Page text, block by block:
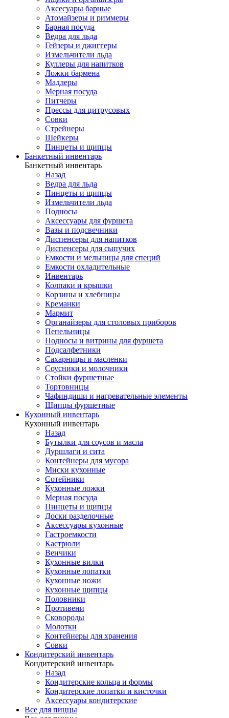
Аксесуары барные
Атомайзеры и риммеры
Барная посуда
Ведра для льда
Гейзеры и джиггеры
Измельчители льда
Куллеры для напитков
Ложки бармена
Мадлеры
Мерная посуда
Питчеры
Прессы для цитрусовых
Совки
Стрейнеры
Шейкеры
Пинцеты и щипцы
Банкетный инвентарь
Банкетный инвентарь
Назад
Ведра для льда
Пинцеты и щипцы
Измельчители льда
Подносы
Аксессуары для фуршета
Вазы и подсвечники
Диспенсеры для напитков
Диспенсеры для сыпучих
Емкости и мельницы для специй
Емкости охладительные
Инвентарь
Колпаки и крышки
Корзины и хлебницы
Креманки
Мармит
Органайзеры для столовых приборов
Пепельницы
Подносы и витрины для фуршета
Подсалфетники
Сахарницы и масленки
Соусники и молочники
Стойки фуршетные
Тортовницы
Чафиндиши и нагревательные элементы
Щипцы фуршетные
Кухонный инвентарь
Кухонный инвентарь
Назад
Бутылки для соусов и масла
Дуршлаги и сита
Контейнеры для мусора
Миски кухонные
Сотейники
Кухонные ложки
Мерная посуда
Пинцеты и щипцы
Доски разделочные
Аксессуары кухонные
Гастроемкости
Кастрюли
Венчики
Кухонные вилки
Кухонные лопатки
Кухонные ножи
Кухонные щипцы
Половники
Противени
Сковороды
Молотки
Контейнеры для хранения
Совки
Кондитерский инвентарь
Кондитерский инвентарь
Назад
Кондитерские кольца и формы
Кондитерские лопатки и кисточки
Аксессуары кондитерские
Все для пиццы